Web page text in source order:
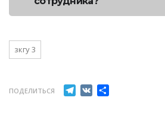
зкгу 3
ПОДЕЛИТЬСЯ Telegram
VK